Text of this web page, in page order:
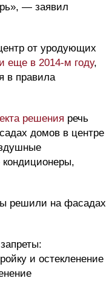
— заявил
от уродующих
еще в 2014-м году,
в правила
решения речь
домов в центре
решили на фасадах
и остекленение